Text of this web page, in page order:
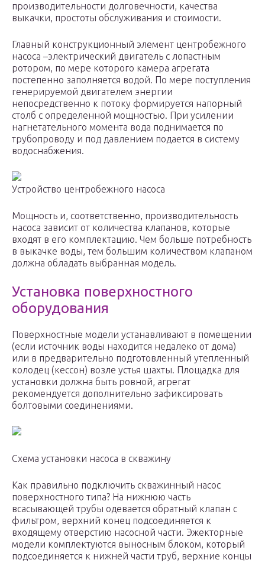
производительности долговечности, качества
выкачки, простоты обслуживания и стоимости.
Главный конструкционный элемент центробежного
насоса –электрический двигатель с лопастным
ротором, по мере которого камера агрегата
постепенно заполняется водой. По мере поступления
генерируемой двигателем энергии
непосредственно к потоку формируется напорный
столб с определенной мощностью. При усилении
нагнетательного момента вода поднимается по
трубопроводу и под давлением подается в систему
водоснабжения.
Устройство центробежного насоса
Мощность и, соответственно, производительность
насоса зависит от количества клапанов, которые
входят в его комплектацию. Чем больше потребность
в выкачке воды, тем большим количеством клапаном
должна обладать выбранная модель.
Установка поверхностного
оборудования
Поверхностные модели устанавливают в помещении
(если источник воды находится недалеко от дома)
или в предварительно подготовленный утепленный
колодец (кессон) возле устья шахты. Площадка для
установки должна быть ровной, агрегат
рекомендуется дополнительно зафиксировать
болтовыми соединениями.
Схема установки насоса в скважину
Как правильно подключить скважинный насос
поверхностного типа? На нижнюю часть
всасывающей трубы одевается обратный клапан с
фильтром, верхний конец подсоединяется к
входящему отверстию насосной части. Эжекторные
модели комплектуются выносным блоком, который
подсоединяется к нижней части труб, верхние концы